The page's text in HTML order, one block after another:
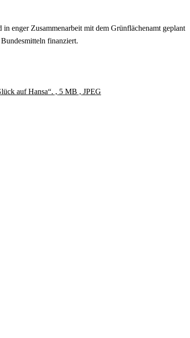
enger Zusammenarbeit mit dem Grünflächenamt geplant
finanziert.
auf Hansa“. , 5 MB , JPEG